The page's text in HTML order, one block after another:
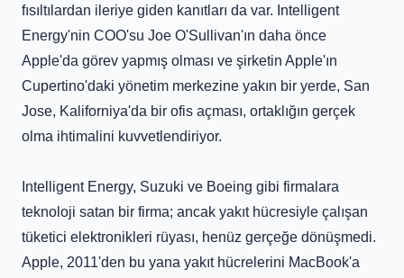
fısıltılardan ileriye giden kanıtları da var. Intelligent
Energy'nin COO'su Joe O'Sullivan'ın daha önce
Apple'da görev yapmış olması ve şirketin Apple'ın
Cupertino'daki yönetim merkezine yakın bir yerde, San
Jose, Kaliforniya'da bir ofis açması, ortaklığın gerçek
olma ihtimalini kuvvetlendiriyor.
Intelligent Energy, Suzuki ve Boeing gibi firmalara
teknoloji satan bir firma; ancak yakıt hücresiyle çalışan
tüketici elektronikleri rüyası, henüz gerçeğe dönüşmedi.
Apple, 2011'den bu yana yakıt hücrelerini MacBook'a